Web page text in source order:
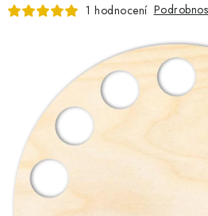
TVOŘENÍ
GALANTERIE A LÁTKY
VELKOOBCHOD
Doprava a platba Vrácení zboží a
Kontakt
Moje objednávka
1 hodnocení